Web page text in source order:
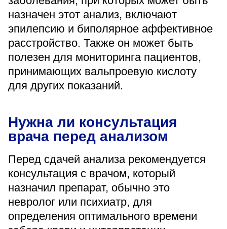
Версия для слабовидящих
назначен этот анализ, включают
эпилепсию и биполярное аффективное
расстройство. Также он может быть
полезен для мониторинга пациентов,
принимающих вальпроевую кислоту
для других показаний.
Нужна ли консультация
врача перед анализом
Перед сдачей анализа рекомендуется
консультация с врачом, который
назначил препарат, обычно это
невролог или психиатр, для
определения оптимального времени